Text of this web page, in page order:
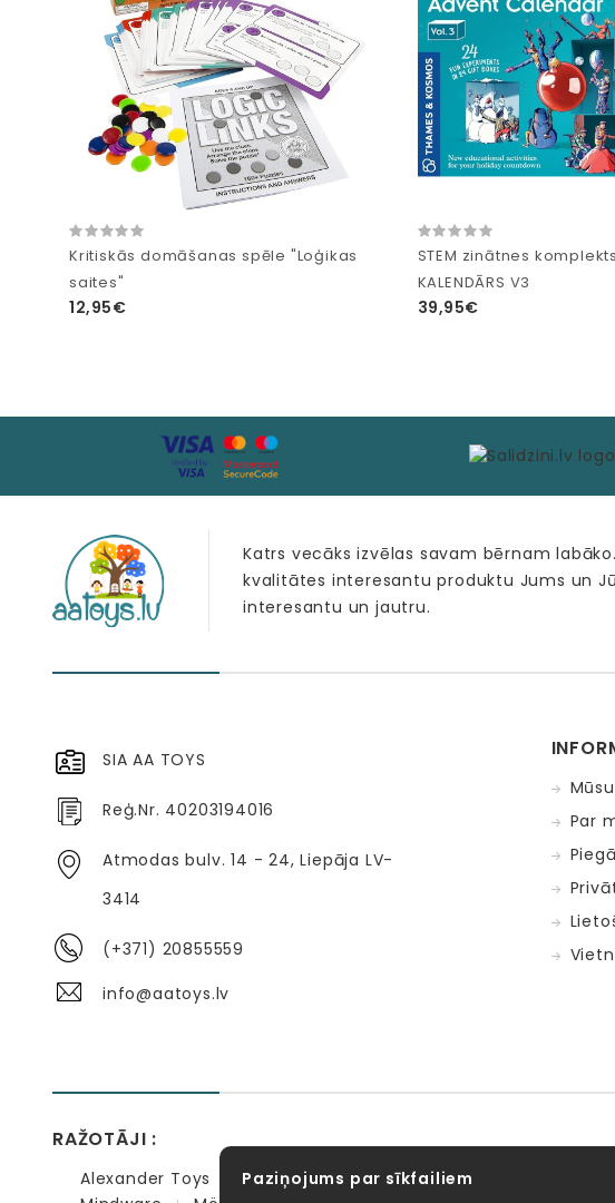
Kritiskās domāšanas spēle "Loģikas
saites"
12,95€
STEM zinātnes komplekts
KALENDĀRS V3
39,95€
Katrs vecāks izvēlas savam bērnam
kvalitātes interesantu produktu Jums un
interesantu un jautru.
SIA AA TOYS
Reģ.Nr. 40203194016
Atmodas bulv. 14 - 24, Liepāja LV-
3414
(+371) 20855559
info@aatoys.lv
Par
RAŽOTĀJI :
Alexander Toys APLI kids Bibio EBULOBO
Paziņojums par sīkfailiem